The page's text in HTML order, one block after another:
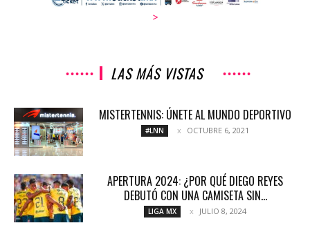
>
LAS MÁS VISTAS
MISTERTENNIS: ÚNETE AL MUNDO DEPORTIVO
#LNN OCTUBRE 6, 2021
APERTURA 2024: ¿POR QUÉ DIEGO REYES
DEBUTÓ CON UNA CAMISETA SIN...
LIGA MX JULIO 8, 2024